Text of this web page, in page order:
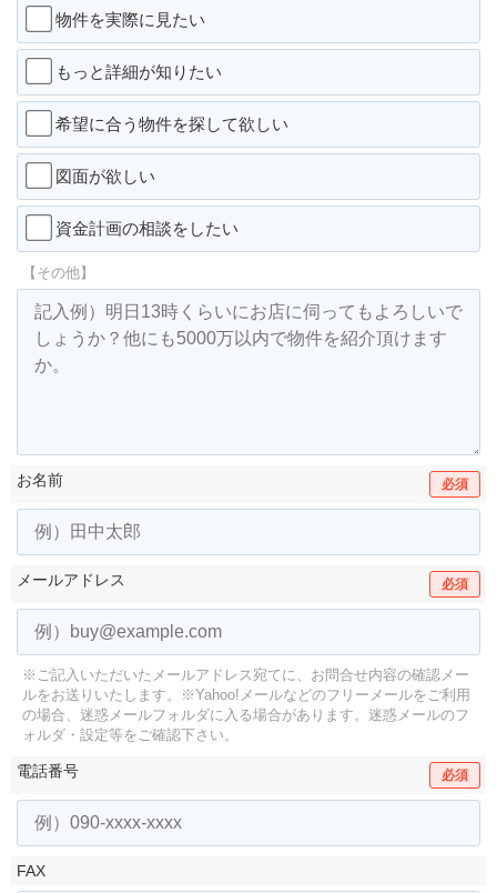
物件を実際に見たい
もっと詳細が知りたい
希望に合う物件を探して欲しい
図面が欲しい
資金計画の相談をしたい
【その他】
お名前 必須
メールアドレス 必須
※ご記入いただいたメールアドレス宛てに、お問合せ内容の確認メー
ルをお送りいたします。
※Yahoo!メールなどのフリーメールをご利用
の場合、迷惑メールフォルダに入る場合があります。 迷惑メールのフ
ォルダ・設定等をご確認下さい。
電話番号 必須
FAX